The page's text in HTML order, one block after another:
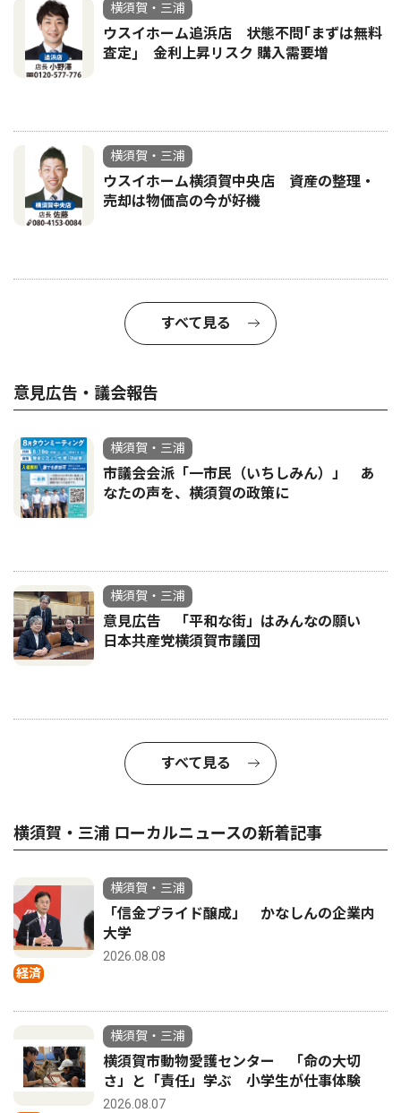
横須賀・三浦
ウスイホーム追浜店 状態不問｢まずは無料
査定｣ 金利上昇リスク 購入需要増
横須賀・三浦
ウスイホーム横須賀中央店 資産の整理・
売却は物価高の今が好機
すべて見る
意見広告・議会報告
横須賀・三浦
市議会会派「一市民（いちしみん）」 あ
なたの声を、横須賀の政策に
横須賀・三浦
意見広告 「平和な街」はみんなの願い
日本共産党横須賀市議団
すべて見る
横須賀・三浦 ローカルニュースの新着記事
経済
横須賀・三浦
「信金プライド醸成」 かなしんの企業内
大学
2026.08.08
横須賀・三浦
横須賀市動物愛護センター 「命の大切
さ」と「責任」学ぶ 小学生が仕事体験
2026.08.07